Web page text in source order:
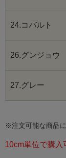
24.コバルト
26.グンジョウ
27.グレー
※注文可能な商品
10cm単位で購入